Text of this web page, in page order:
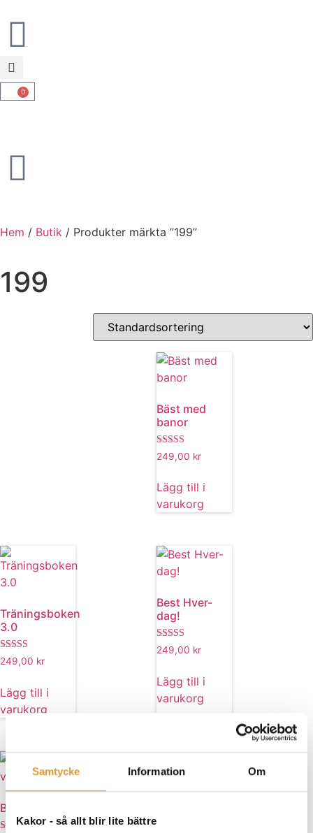
Samtycke Information Om
Kakor - så allt blir lite bättre
0
Hem / Butik / Produkter märkta ”199”
199
Bäst med
banor
Betygsatt
4.80
249,00 kr
Lägg till i
varukorg
Träningsboken
3.0
Betygsatt
5.00
249,00 kr
Lägg till i
varukorg
Best Hver-
dag!
Betygsatt
5.00
249,00 kr
Lägg till i
varukorg
Bästa valpen